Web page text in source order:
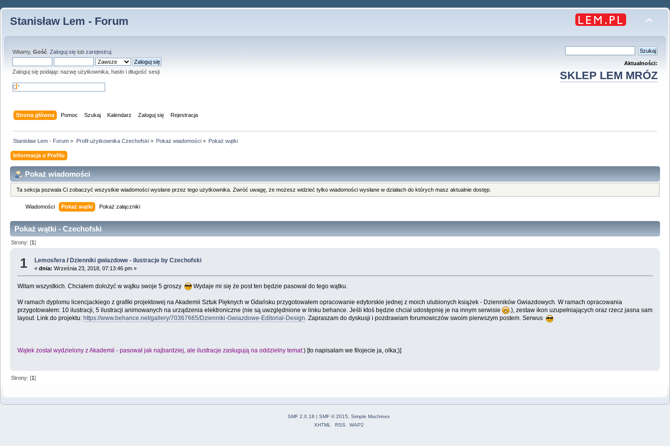
Stanisław Lem - Forum
Witamy, Gość Zaloguj się lub zarejestruj
Zaloguj się podając nazwę użytkownika, hasło i długość sesji
Aktualności:
SKLEP LEM MRÓZ
Strona główna Pomoc Szukaj Kalendarz Zaloguj się Rejestracja
Stanisław Lem - Forum » Profil użytkownika Czechofski» Pokaż wiadomości» Pokaż wątki
Informacja o Profilu
Pokaż wiadomości
Ta sekcja pozwala Ci zobaczyć wszystkie wiadomości wysłane przez tego użytkownika. Zwróć uwagę, że możesz widzieć tylko wiadomości wysłane w działach do których masz aktualnie dostęp.
Wiadomości Pokaż wątki Pokaż załączniki
Pokaż wątki - Czechofski
Strony: [1]
1 Lemosfera / Dzienniki gwiazdowe - ilustracje by Czechofski
«dnia: Września 23, 2018, 07:13:46 pm »
Witam wszystkich. Chciałem dołożyć w wątku swoje 5 groszy Wydaje mi się że post ten będzie pasował do tego wątku.
W ramach dyplomu licencjackiego z grafiki projektowej na Akademii Sztuk Pięknych w Gdańsku przygotowałem opracowanie edytorskie jednej z moich ulubionych książek - Dzienników Gwiazdowych. W ramach opracowania
przygotowałem: 10 ilustracji, 5 ilustracji animowanych na urządzenia elektroniczne (nie są uwzględnione w linku behance. Jeśli ktoś będzie chciał udostępnię je na innym serwisie
.), zestaw ikon uzupełniających oraz rzecz jasna sam
layout. Link do projektu: https://www.behance.net/gallery/70367665/Dzienniki-Gwiazdowe-Editorial-Design. Zapraszam do dyskusji i pozdrawiam forumowiczów swoim pierwszym postem. Serwus
Wątek został wydzielony z Akademii - pasował jak najbardziej, ale ilustracje zasługują na oddzielny temat:) [to napisałam we filojecie ja, olka;)]
Strony: [1]
SMF 2.0.18 | SMF © 2015
Simple Machines
XHTML
RSS WAP2